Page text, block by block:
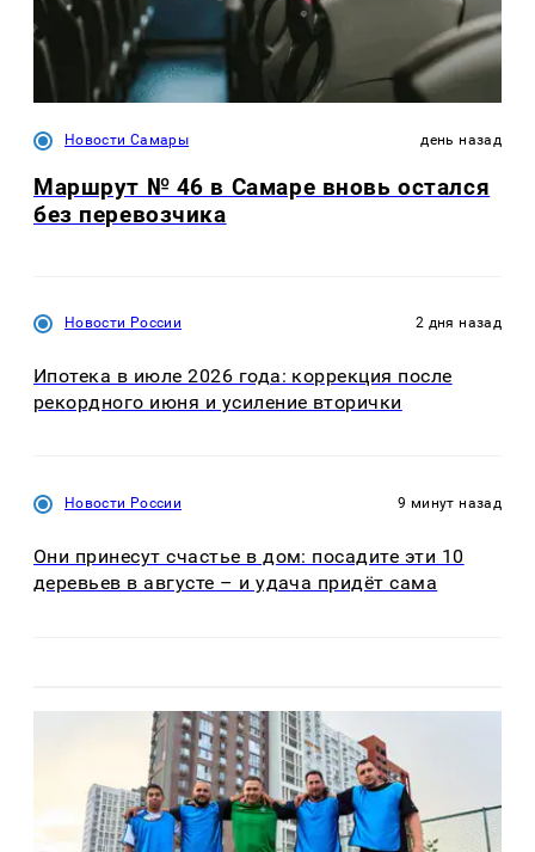
Новости Самары день назад
Маршрут № 46 в Самаре вновь остался
без перевозчика
Новости России 2 дня назад
Ипотека в июле 2026 года: коррекция после
рекордного июня и усиление вторички
Новости России 9 минут назад
Они принесут счастье в дом: посадите эти 10
деревьев в августе – и удача придёт сама